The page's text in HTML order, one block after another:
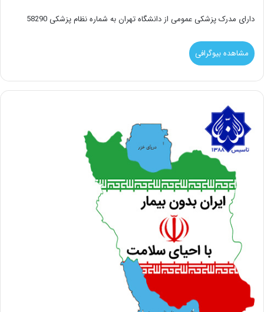
دارای مدرک پزشکی عمومی از دانشگاه تهران به شماره نظام پزشکی 58290
مشاهده بیوگرافی